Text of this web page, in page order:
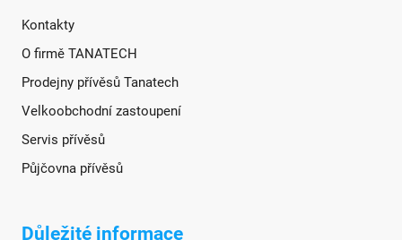
Kontakty
O firmě TANATECH
Prodejny přívěsů Tanatech
Velkoobchodní zastoupení
Servis přívěsů
Půjčovna přívěsů
Důležité informace